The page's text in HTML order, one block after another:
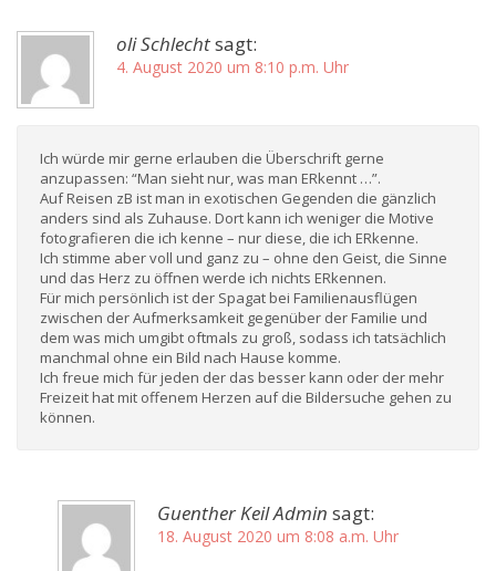
oli Schlechtsagt:
4. August 2020 um 8:10 p.m. Uhr
Ich würde mir gerne erlauben die Überschrift gerne
anzupassen: “Man sieht nur, was man ERkennt …”.
Auf Reisen zB ist man in exotischen Gegenden die gänzlich
anders sind als Zuhause. Dort kann ich weniger die Motive
fotografieren die ich kenne – nur diese, die ich ERkenne.
Ich stimme aber voll und ganz zu – ohne den Geist, die Sinne
und das Herz zu öffnen werde ich nichts ERkennen.
Für mich persönlich ist der Spagat bei Familienausflügen
zwischen der Aufmerksamkeit gegenüber der Familie und
dem was mich umgibt oftmals zu groß, sodass ich tatsächlich
manchmal ohne ein Bild nach Hause komme.
Ich freue mich für jeden der das besser kann oder der mehr
Freizeit hat mit offenem Herzen auf die Bildersuche gehen zu
können.
Guenther Keil Admin sagt:
18. August 2020 um 8:08 a.m. Uhr